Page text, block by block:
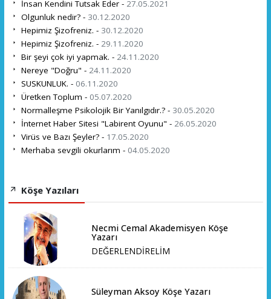
İnsan Kendini Tutsak Eder - 27.05.2021
Olgunluk nedir? - 30.12.2020
Hepimiz Şizofreniz. - 30.12.2020
Hepimiz Şizofreniz. - 29.11.2020
Bir şeyi çok iyi yapmak. - 24.11.2020
Nereye "Doğru" - 24.11.2020
SUSKUNLUK. - 06.11.2020
Üretken Toplum - 05.07.2020
Normalleşme Psikolojik Bir Yanılgıdır.? - 30.05.2020
İnternet Haber Sitesi "Labirent Oyunu" - 26.05.2020
Virüs ve Bazı Şeyler? - 17.05.2020
Merhaba sevgili okurlarım - 04.05.2020
Köşe Yazıları
Necmi Cemal Akademisyen Köşe
Yazarı
DEĞERLENDİRELİM
Süleyman Aksoy Köşe Yazarı